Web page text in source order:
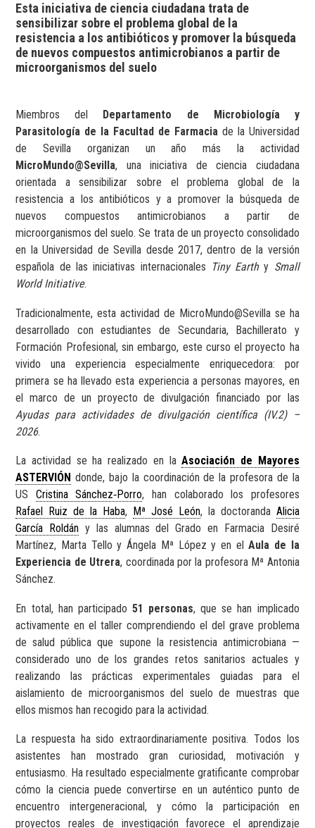
Esta iniciativa de ciencia ciudadana trata de
sensibilizar sobre el problema global de la
resistencia a los antibióticos y promover la búsqueda
de nuevos compuestos antimicrobianos a partir de
microorganismos del suelo
Miembros del
Departamento de Microbiología y
Parasitología de la Facultad de Farmaciade la Universidad
de Sevilla organizan un año más la actividad
MicroMundo@Sevilla, una iniciativa de ciencia ciudadana
orientada a sensibilizar sobre el problema global de la
resistencia a los antibióticos y a promover la búsqueda de
nuevos compuestos antimicrobianos a partir de
microorganismos del suelo. Se trata de un proyecto consolidado
en la Universidad de Sevilla desde 2017, dentro de la versión
española de las iniciativas internacionales Tiny Earthy Small
World Initiative.
Tradicionalmente, esta actividad de MicroMundo@Sevilla se ha
desarrollado con estudiantes de Secundaria, Bachillerato y
Formación Profesional, sin embargo, este curso el proyecto ha
vivido una experiencia especialmente enriquecedora: por
primera se ha llevado esta experiencia a personas mayores, en
el marco de un proyecto de divulgación financiado por las
Ayudas para actividades de divulgación científica (IV.2) –
2026.
La actividad se ha realizado en laAsociación de Mayores
ASTERVIÓN donde, bajo la coordinación de la profesora de la
US Cristina Sánchez‑Porro, han colaborado los profesores
Rafael Ruiz de la Haba, Mª José León, la doctoranda Alicia
García Roldán y las alumnas del Grado en Farmacia Desiré
Martínez, Marta Tello y Ángela Mª López y en elAula de la
Experiencia de Utrera, coordinada por la profesora Mª Antonia
Sánchez.
En total, han participado 51 personas, que se han implicado
activamente en el taller comprendiendo el del grave problema
de salud pública que supone la resistencia antimicrobiana —
considerado uno de los grandes retos sanitarios actuales y
realizando las prácticas experimentales guiadas para el
aislamiento de microorganismos del suelo de muestras que
ellos mismos han recogido para la actividad.
La respuesta ha sido extraordinariamente positiva. Todos los
asistentes han mostrado gran curiosidad, motivación y
entusiasmo. Ha resultado especialmente gratificante comprobar
cómo la ciencia puede convertirse en un auténtico punto de
encuentro intergeneracional, y cómo la participación en
proyectos reales de investigación favorece el aprendizaje